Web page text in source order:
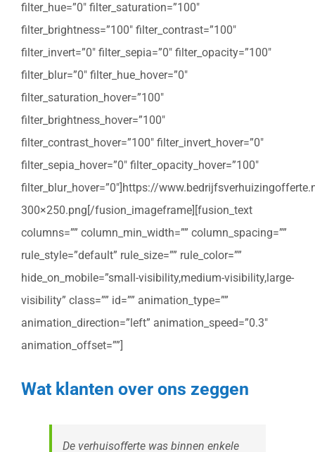
filter_hue=”0″ filter_saturation=”100″
filter_brightness=”100″ filter_contrast=”100″
filter_invert=”0″ filter_sepia=”0″ filter_opacity=”100″
filter_blur=”0″ filter_hue_hover=”0″
filter_saturation_hover=”100″
filter_brightness_hover=”100″
filter_contrast_hover=”100″ filter_invert_hover=”0″
filter_sepia_hover=”0″ filter_opacity_hover=”100″
filter_blur_hover=”0″]https://
300×250.png[/fusion_imageframe][fusion_text
columns=”” column_min_width=”” column_spacing=””
rule_style=”default” rule_size=”” rule_color=””
hide_on_mobile=”small-visibility,medium-visibility,large-
visibility” class=”” id=”” animation_type=””
animation_direction=”left” animation_speed=”0.3″
animation_offset=””]
Wat klanten over ons zeggen
De verhuisofferte was binnen enkele